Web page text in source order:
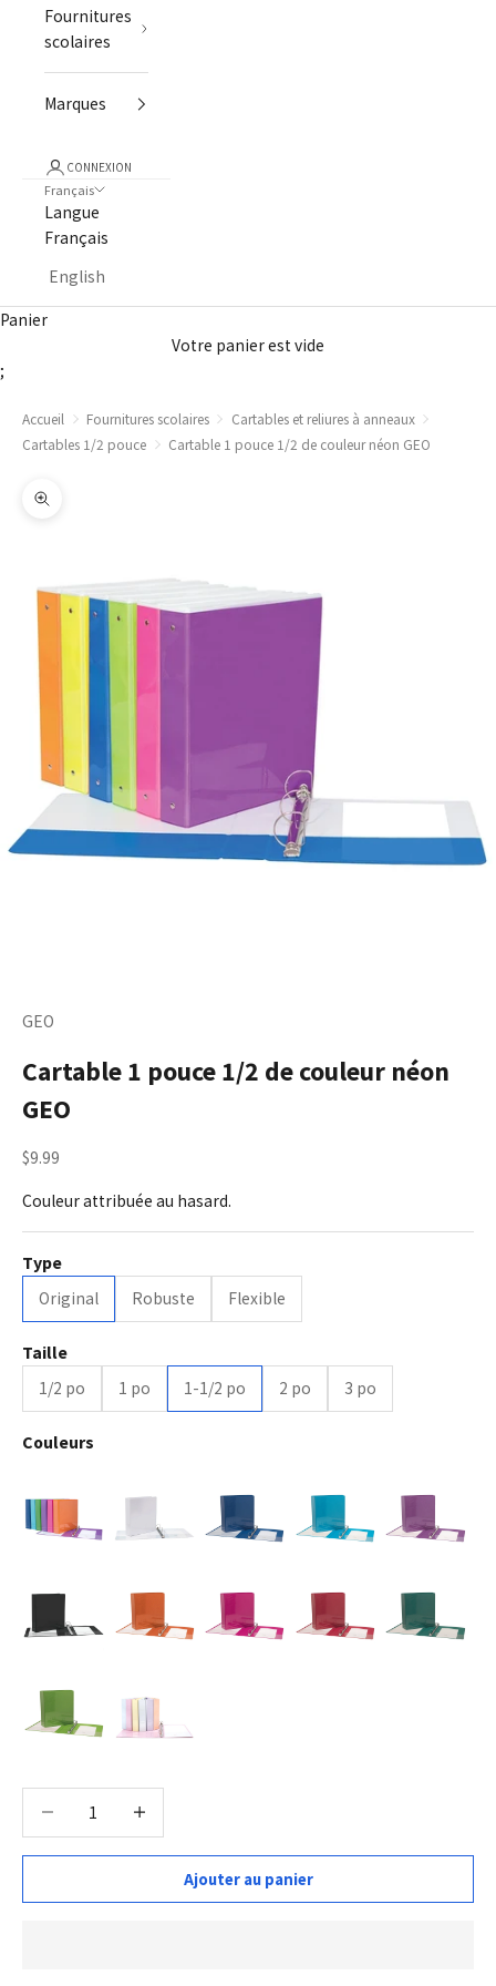
Fournitures
scolaires
Marques
CONNEXION
Français
Langue
Français
English
Panier
Votre panier est vide
;
Accueil Fournitures scolaires
Cartables et reliures à anneaux
Cartables 1/2 pouce
Cartable 1 pouce 1/2 de couleur néon GEO
Zoomer sur l'image
GEO
Cartable 1 pouce 1/2 de couleur néon
GEO
Prix de vente
$9.99
Couleur attribuée au hasard.
Type
Original
Robuste Flexible
Taille
1/2 po
1 po 1-1/2 po 2 po 3 po
Couleurs
Ajouter au panier